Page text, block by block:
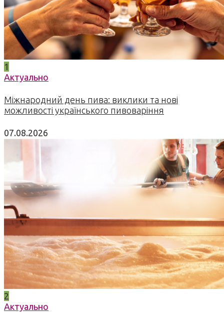
1
Актуально
Міжнародний день пива: виклики та нові
можливості українського пивоваріння
07.08.2026
2
Актуально